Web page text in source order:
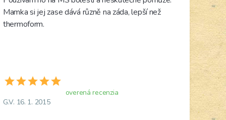
Mamka si jej zase dává různě na záda, lepší než
thermoform.
overená recenzia
G.V. 16. 1. 2015